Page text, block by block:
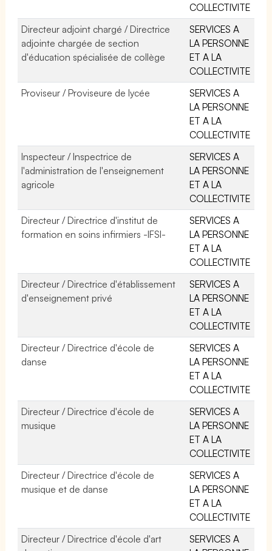
COLLECTIVITE
Directeur adjoint chargé / Directrice
adjointe chargée de section
d'éducation spécialisée de collège
SERVICES A
LA PERSONNE
ET A LA
COLLECTIVITE
Proviseur / Proviseure de lycée
SERVICES A
LA PERSONNE
ET A LA
COLLECTIVITE
Inspecteur / Inspectrice de
l'administration de l'enseignement
agricole
SERVICES A
LA PERSONNE
ET A LA
COLLECTIVITE
Directeur / Directrice d'institut de
formation en soins infirmiers -IFSI-
SERVICES A
LA PERSONNE
ET A LA
COLLECTIVITE
Directeur / Directrice d'établissement
d'enseignement privé
SERVICES A
LA PERSONNE
ET A LA
COLLECTIVITE
Directeur / Directrice d'école de
danse
SERVICES A
LA PERSONNE
ET A LA
COLLECTIVITE
Directeur / Directrice d'école de
musique
SERVICES A
LA PERSONNE
ET A LA
COLLECTIVITE
Directeur / Directrice d'école de
musique et de danse
SERVICES A
LA PERSONNE
ET A LA
COLLECTIVITE
Directeur / Directrice d'école d'art
SERVICES A